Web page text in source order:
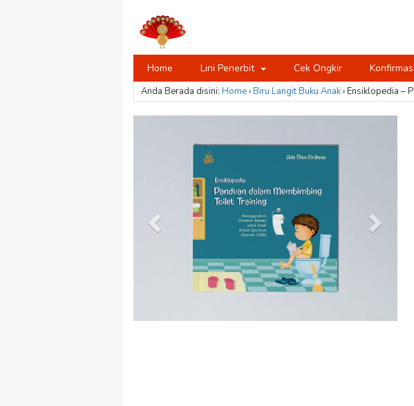
Home Lini Penerbit Cek Ongkir
Anda Berada disini: Home›Biru LangitBuku Anak›Ensiklopedia –